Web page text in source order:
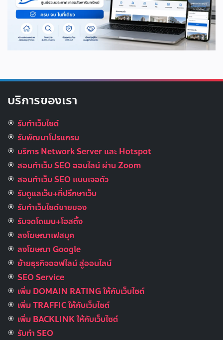
บริการของเรา
รับทำเว็บไซต์
รับพัฒนาโปรแกรม
บริการ Network Server และ Hotspot
สอนทำเว็บ SEO ออนไลน์ ผ่าน Zoom
สอนทำเว็บ SEO แบบเจอตัว
รับดูแลเว็บ+ที่ปรึกษาเว็บ
รับทําเว็บไซต์ขายของ
รับจดโดเมน+โฮสติ้ง
ลงโฆษณาเฟสบุค
ลงโฆษณา Google
ย้ายธุรกิจออฟไลน์ สู่ออนไลน์
SEO Service
เพิ่ม DOMAIN RATING ให้กับเว็บไซต์
เพิ่ม TRAFFIC ให้กับเว็บไซต์
เพิ่ม BACKLINK ให้กับเว็บไซต์
รับทำ SEO